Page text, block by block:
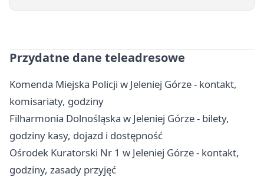
Przydatne dane teleadresowe
Komenda Miejska Policji w Jeleniej Górze - kontakt,
komisariaty, godziny
Filharmonia Dolnośląska w Jeleniej Górze - bilety,
godziny kasy, dojazd i dostępność
Ośrodek Kuratorski Nr 1 w Jeleniej Górze - kontakt,
godziny, zasady przyjęć